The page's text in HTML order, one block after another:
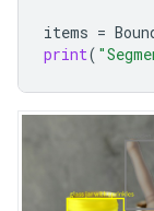
items =
print(